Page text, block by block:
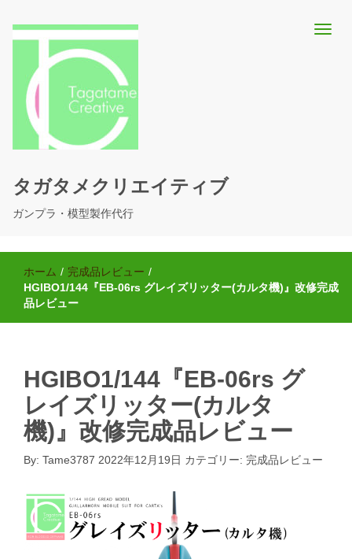
タガタメクリエイティブ
ガンプラ・模型製作代行
ホーム / 完成品レビュー /
HGIBO1/144『EB-06rs グレイズリッター(カルタ機)』改修完成
品レビュー
HGIBO1/144『EB-06rs グ
レイズリッター(カルタ
機)』改修完成品レビュー
By: Tame3787 2022年12月19日 カテゴリー: 完成品レビュー